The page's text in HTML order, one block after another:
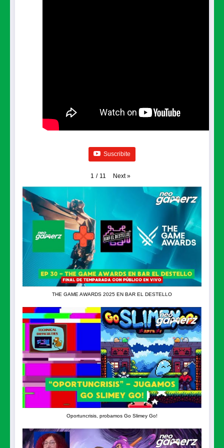
Suscribite
1 / 11 Next »
THE GAME AWARDS 2025 EN BAR EL DESTELLO
Oportuncrisis, probamos Go Slimey Go!